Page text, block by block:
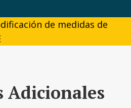
Adicionales